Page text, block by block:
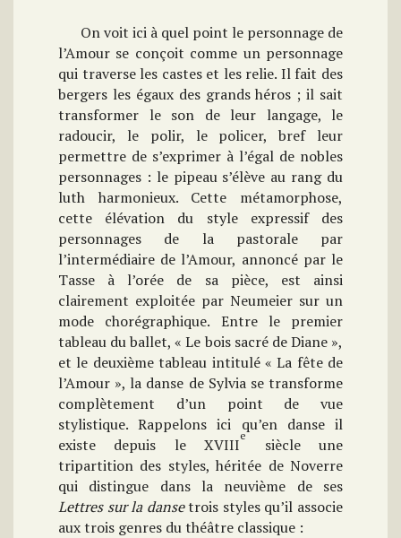
On voit ici à quel point le personnage de
l’Amour se conçoit comme un personnage
qui traverse les castes et les relie. Il fait des
bergers les égaux des grands héros ; il sait
transformer le son de leur langage, le
radoucir, le polir, le policer, bref leur
permettre de s’exprimer à l’égal de nobles
personnages : le pipeau s’élève au rang du
luth harmonieux. Cette métamorphose,
cette élévation du style expressif des
personnages de la pastorale par
l’intermédiaire de l’Amour, annoncé par le
Tasse à l’orée de sa pièce, est ainsi
clairement exploitée par Neumeier sur un
mode chorégraphique. Entre le premier
tableau du ballet, « Le bois sacré de Diane »,
et le deuxième tableau intitulé « La fête de
l’Amour », la danse de Sylvia se transforme
complètement d’un point de vue
stylistique. Rappelons ici qu’en danse il
existe depuis le XVIIIe
siècle une
tripartition des styles, héritée de Noverre
qui distingue dans la neuvième de ses
Lettres sur la dansetrois styles qu’il associe
aux trois genres du théâtre classique :